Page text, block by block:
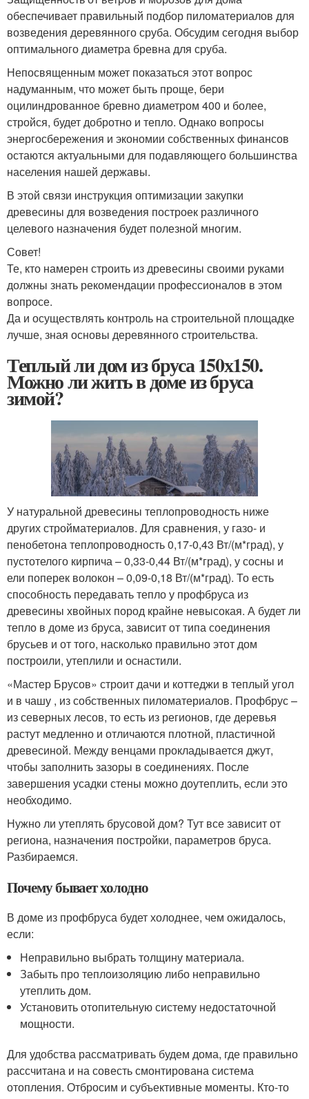
обеспечивает правильный подбор пиломатериалов для
возведения деревянного сруба. Обсудим сегодня выбор
оптимального диаметра бревна для сруба.
Непосвященным может показаться этот вопрос
надуманным, что может быть проще, бери
оцилиндрованное бревно диаметром 400 и более,
стройся, будет добротно и тепло. Однако вопросы
энергосбережения и экономии собственных финансов
остаются актуальными для подавляющего большинства
населения нашей державы.
В этой связи инструкция оптимизации закупки
древесины для возведения построек различного
целевого назначения будет полезной многим.
Совет!
Те, кто намерен строить из древесины своими руками
должны знать рекомендации профессионалов в этом
вопросе.
Да и осуществлять контроль на строительной площадке
лучше, зная основы деревянного строительства.
Теплый ли дом из бруса 150х150.
Можно ли жить в доме из бруса
зимой?
У натуральной древесины теплопроводность ниже
других стройматериалов. Для сравнения, у газо- и
пенобетона теплопроводность 0,17-0,43 Вт/(м*град), у
пустотелого кирпича – 0,33-0,44 Вт/(м*град), у сосны и
ели поперек волокон – 0,09-0,18 Вт/(м*град). То есть
способность передавать тепло у профбруса из
древесины хвойных пород крайне невысокая. А будет ли
тепло в доме из бруса, зависит от типа соединения
брусьев и от того, насколько правильно этот дом
построили, утеплили и оснастили.
«Мастер Брусов» строит дачи и коттеджи в теплый угол
и в чашу , из собственных пиломатериалов. Профбрус –
из северных лесов, то есть из регионов, где деревья
растут медленно и отличаются плотной, пластичной
древесиной. Между венцами прокладывается джут,
чтобы заполнить зазоры в соединениях. После
завершения усадки стены можно доутеплить, если это
необходимо.
Нужно ли утеплять брусовой дом? Тут все зависит от
региона, назначения постройки, параметров бруса.
Разбираемся.
Почему бывает холодно
В доме из профбруса будет холоднее, чем ожидалось,
если:
Неправильно выбрать толщину материала.
Забыть про теплоизоляцию либо неправильно
утеплить дом.
Установить отопительную систему недостаточной
мощности.
Для удобства рассматривать будем дома, где правильно
рассчитана и на совесть смонтирована система
отопления. Отбросим и субъективные моменты. Кто-то